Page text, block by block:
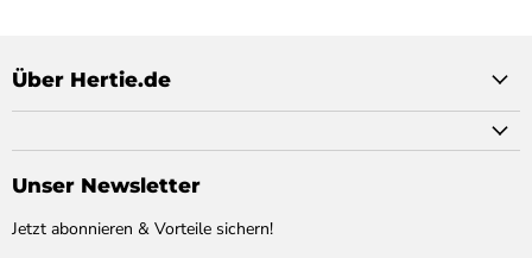
Über Hertie.de
Unser Newsletter
Jetzt abonnieren & Vorteile sichern!